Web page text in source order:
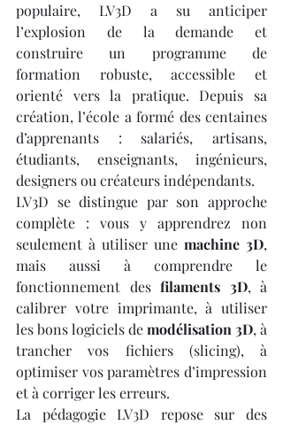
populaire, LV3D a su anticiper
l’explosion de la demande et
construire un programme de
formation robuste, accessible et
orienté vers la pratique. Depuis sa
création, l’école a formé des centaines
d’apprenants : salariés, artisans,
étudiants, enseignants, ingénieurs,
designers ou créateurs indépendants.
LV3D se distingue par son approche
complète : vous y apprendrez non
seulement à utiliser une machine 3D,
mais aussi à comprendre le
fonctionnement des filaments 3D, à
calibrer votre imprimante, à utiliser
les bons logiciels de modélisation 3D, à
trancher vos fichiers (slicing), à
optimiser vos paramètres d’impression
et à corriger les erreurs.
La pédagogie LV3D repose sur des